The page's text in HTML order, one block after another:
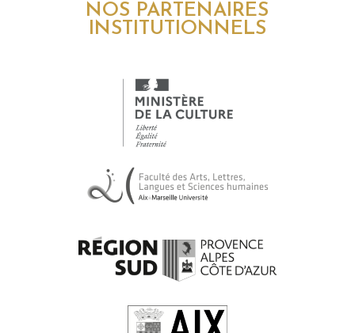
NOS PARTENAIRES
INSTITUTIONNELS